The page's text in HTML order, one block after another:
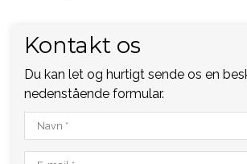
Kontakt os
Du kan let og hurtigt sende os en
nedenstående formular.